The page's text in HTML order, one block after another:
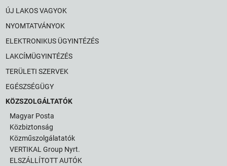
ÚJ LAKOS VAGYOK
NYOMTATVÁNYOK
ELEKTRONIKUS ÜGYINTÉZÉS
LAKCÍMÜGYINTÉZÉS
TERÜLETI SZERVEK
EGÉSZSÉGÜGY
KÖZSZOLGÁLTATÓK
Magyar Posta
Közbiztonság
Közműszolgálatatók
VERTIKAL Group Nyrt.
ELSZÁLLÍTOTT AUTÓK